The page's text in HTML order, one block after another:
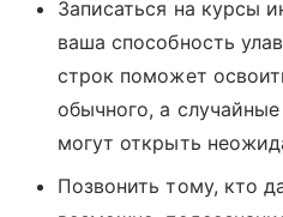
Записаться на курсы
ваша способность
строк поможет
обычного, а
могут открыть
Позвонить тому, кто